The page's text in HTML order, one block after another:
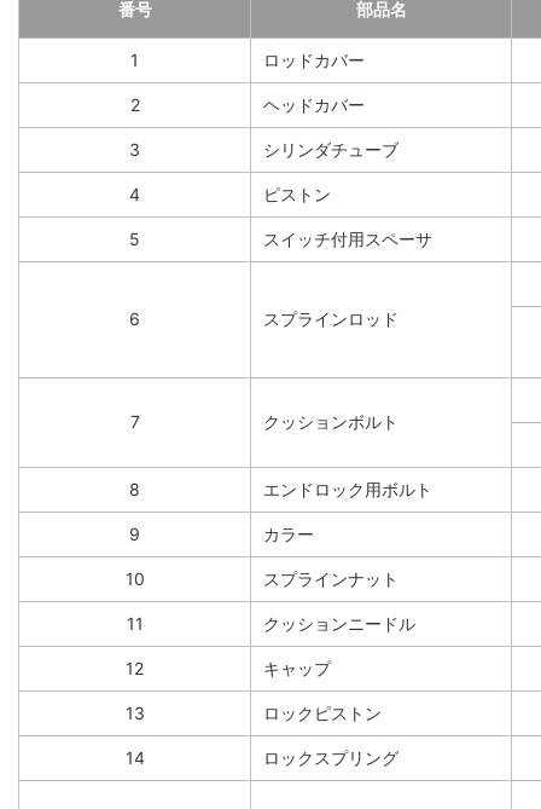
番号 部品名
1 ロッドカバー
2 ヘッドカバー
3 シリンダチューブ
4 ピストン
5 スイッチ付用スペーサ
6 スプラインロッド
7 クッションボルト
8 エンドロック用ボルト
9 カラー
10 スプラインナット
11 クッションニードル
12 キャップ
13 ロックピストン
14 ロックスプリング